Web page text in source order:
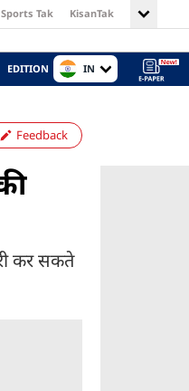
Sports Tak KisanTak
EDITION IN
Feedback
कर सकते